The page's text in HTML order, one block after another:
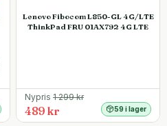
Lenovo Fibocom L850-GL 4G/LTE
ThinkPad FRU 01AX792 4G LTE
Nypris 1 299kr
489 kr 59 i lager